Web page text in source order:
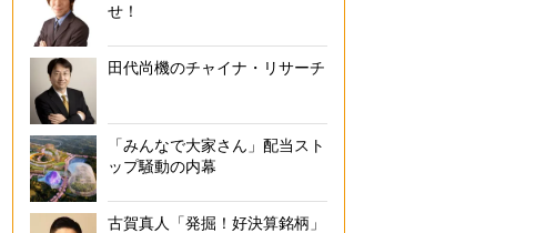
せ！
田代尚機のチャイナ・リサーチ
「みんなで大家さん」配当スト
ップ騒動の内幕
古賀真人「発掘！好決算銘柄」